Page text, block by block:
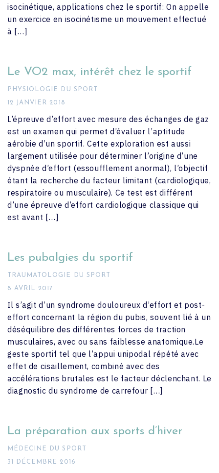
isocinétique, applications chez le sportif: On appelle
un exercice en isocinétisme un mouvement effectué
à […]
Le VO2 max, intérêt chez le sportif
PHYSIOLOGIE DU SPORT
12 JANVIER 2018
L’épreuve d’effort avec mesure des échanges de gaz
est un examen qui permet d’évaluer l’aptitude
aérobie d’un sportif. Cette exploration est aussi
largement utilisée pour déterminer l’origine d’une
dyspnée d’effort (essoufflement anormal), l’objectif
étant la recherche du facteur limitant (cardiologique,
respiratoire ou musculaire). Ce test est différent
d’une épreuve d’effort cardiologique classique qui
est avant […]
Les pubalgies du sportif
TRAUMATOLOGIE DU SPORT
8 AVRIL 2017
Il s’agit d’un syndrome douloureux d’effort et post-
effort concernant la région du pubis, souvent lié à un
déséquilibre des différentes forces de traction
musculaires, avec ou sans faiblesse anatomique.Le
geste sportif tel que l’appui unipodal répété avec
effet de cisaillement, combiné avec des
accélérations brutales est le facteur déclenchant. Le
diagnostic du syndrome de carrefour […]
La préparation aux sports d’hiver
MÉDECINE DU SPORT
31 DÉCEMBRE 2016